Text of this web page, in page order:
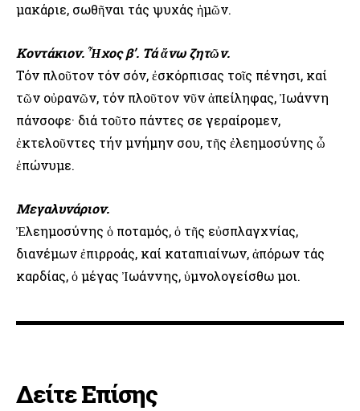
μακάριε, σωθῆναι τάς ψυχάς ἡμῶν.
Κοντάκιον. Ἦχος β’. Τά ἄνω ζητῶν.
Τόν πλοῦτον τόν σόν, ἐσκόρπισας τοῖς πένησι, καί
τῶν οὐρανῶν, τόν πλοῦτον νῦν ἀπείληφας, Ἰωάννη
πάνσοφε· διά τοῦτο πάντες σε γεραίρομεν,
ἐκτελοῦντες τήν μνήμην σου, τῆς ἐλεημοσύνης ὦ
ἐπώνυμε.
Μεγαλυνάριον.
Ἐλεημοσύνης ὁ ποταμός, ὁ τῆς εὐσπλαγχνίας,
διανέμων ἐπιρροάς, καί καταπιαίνων, ἀπόρων τάς
καρδίας, ὁ μέγας Ἰωάννης, ὑμνολογείσθω μοι.
Δείτε Επίσης